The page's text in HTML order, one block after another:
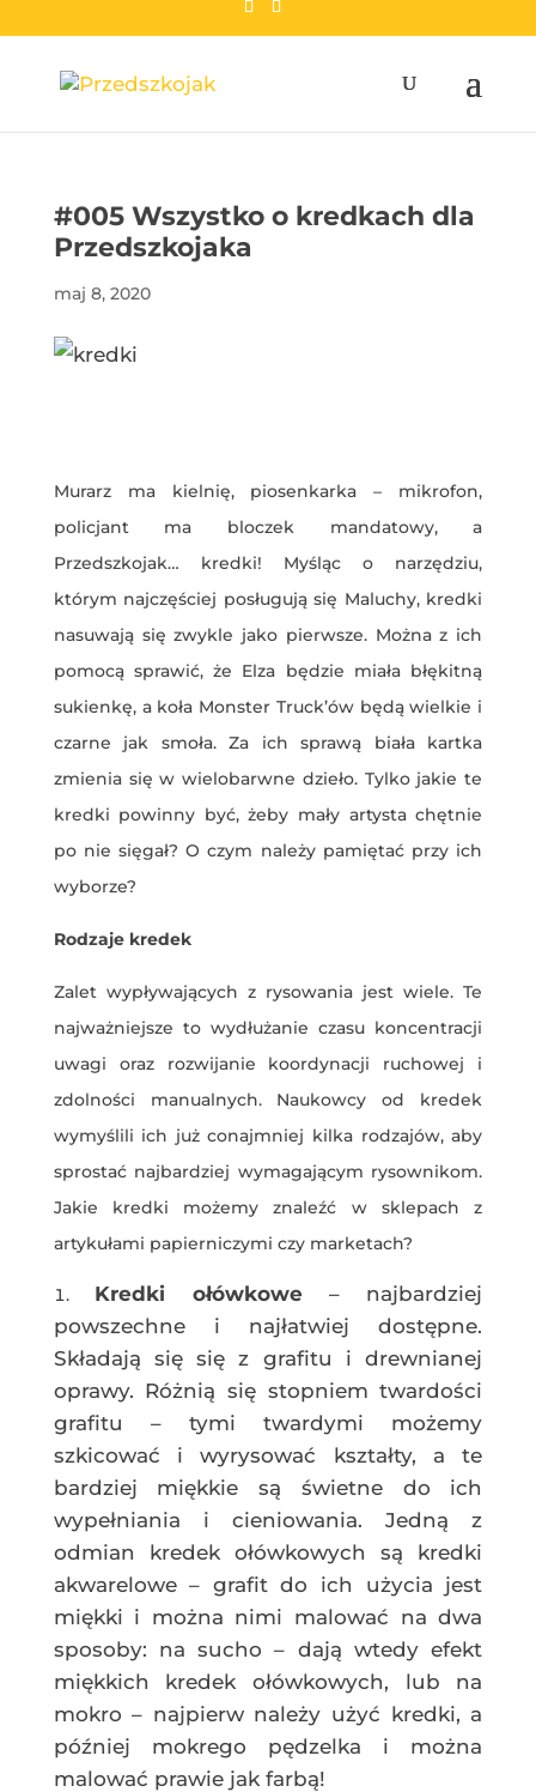
#005 Wszystko o kredkach dla
Przedszkojaka
maj 8, 2020
Murarz ma kielnię, piosenkarka – mikrofon,
policjant ma bloczek mandatowy, a
Przedszkojak… kredki! Myśląc o narzędziu,
którym najczęściej posługują się Maluchy, kredki
nasuwają się zwykle jako pierwsze. Można z ich
pomocą sprawić, że Elza będzie miała błękitną
sukienkę, a koła Monster Truck’ów będą wielkie i
czarne jak smoła. Za ich sprawą biała kartka
zmienia się w wielobarwne dzieło. Tylko jakie te
kredki powinny być, żeby mały artysta chętnie
po nie sięgał? O czym należy pamiętać przy ich
wyborze?
Rodzaje kredek
Zalet wypływających z rysowania jest wiele. Te
najważniejsze to wydłużanie czasu koncentracji
uwagi oraz rozwijanie koordynacji ruchowej i
zdolności manualnych. Naukowcy od kredek
wymyślili ich już conajmniej kilka rodzajów, aby
sprostać najbardziej wymagającym rysownikom.
Jakie kredki możemy znaleźć w sklepach z
artykułami papierniczymi czy marketach?
Kredki ołówkowe– najbardziej
powszechne i najłatwiej dostępne.
Składają się się z grafitu i drewnianej
oprawy. Różnią się stopniem twardości
grafitu – tymi twardymi możemy
szkicować i wyrysować kształty, a te
bardziej miękkie są świetne do ich
wypełniania i cieniowania. Jedną z
odmian kredek ołówkowych są kredki
akwarelowe – grafit do ich użycia jest
miękki i można nimi malować na dwa
sposoby: na sucho – dają wtedy efekt
miękkich kredek ołówkowych, lub na
mokro – najpierw należy użyć kredki, a
później mokrego pędzelka i można
malować prawie jak farbą!